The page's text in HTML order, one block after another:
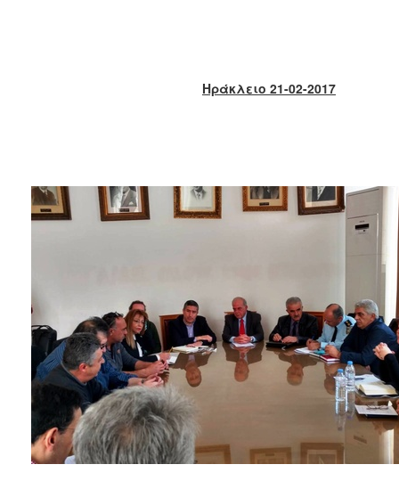
2010
ΤΟΠΟΣ
ΠΟΛΙΤΙΣΜΟΣ
ΑΝΘΕΚΤΙΚΗ
ΠΟΛΗ
Ηράκλειο 21-02-2017